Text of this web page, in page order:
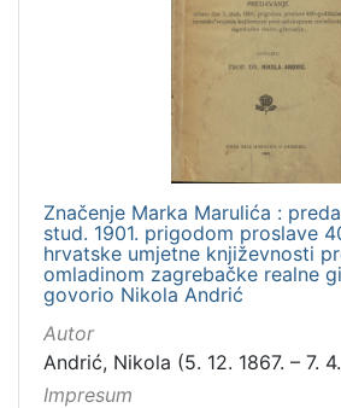
Značenje Marka Marulića :
stud. 1901. prigodom proslave
hrvatske umjetne književnosti
omladinom zagrebačke realne
govorio Nikola Andrić
Autor
Andrić, Nikola (5. 12. 1867. – 7.
Impresum